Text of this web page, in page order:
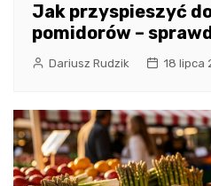
Jak przyspieszyć
pomidorów –
Dariusz Rudzik 18 lipca